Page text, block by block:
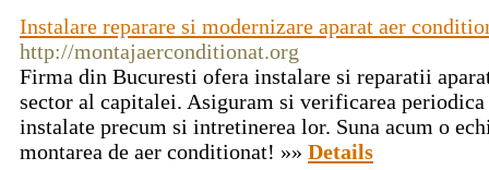
Instalare reparare si modernizare aparat aer
http://montajaerconditionat.org
Firma din Bucuresti ofera instalare si reparatii
sector al capitalei. Asiguram si verificarea
instalate precum si intretinerea lor. Suna acum o
montarea de aer conditionat! »» Details